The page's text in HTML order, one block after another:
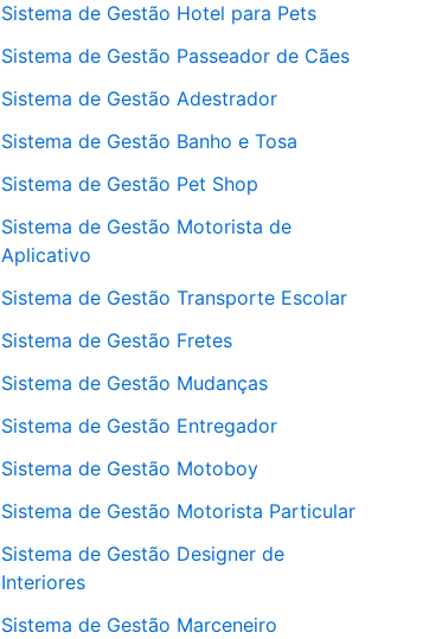
Sistema de Gestão Hotel para Pets
Sistema de Gestão Passeador de Cães
Sistema de Gestão Adestrador
Sistema de Gestão Banho e Tosa
Sistema de Gestão Pet Shop
Sistema de Gestão Motorista de
Aplicativo
Sistema de Gestão Transporte Escolar
Sistema de Gestão Fretes
Sistema de Gestão Mudanças
Sistema de Gestão Entregador
Sistema de Gestão Motoboy
Sistema de Gestão Motorista Particular
Sistema de Gestão Designer de
Interiores
Sistema de Gestão Marceneiro